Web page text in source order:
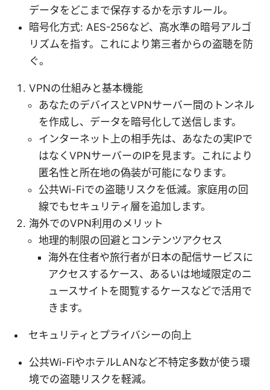
データをどこまで保存するかを示すルール。
暗号化方式: AES-256など、高水準の暗号アルゴ
リズムを指す。これにより第三者からの盗聴を防
ぐ。
VPNの仕組みと基本機能
あなたのデバイスとVPNサーバー間のトンネル
を作成し、データを暗号化して送信します。
インターネット上の相手先は、あなたの実IPで
はなくVPNサーバーのIPを見ます。これにより
匿名性と所在地の偽装が可能になります。
公共Wi-Fiでの盗聴リスクを低減。家庭用の回
線でもセキュリティ層を追加します。
海外でのVPN利用のメリット
地理的制限の回避とコンテンツアクセス
海外在住者や旅行者が日本の配信サービスに
アクセスするケース、あるいは地域限定のニ
ュースサイトを閲覧するケースなどで活用で
きます。
セキュリティとプライバシーの向上
公共Wi-FiやホテルLANなど不特定多数が使う環
境での盗聴リスクを軽減。